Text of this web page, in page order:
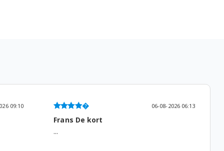
06-08-2026 06:13
Frans De kort